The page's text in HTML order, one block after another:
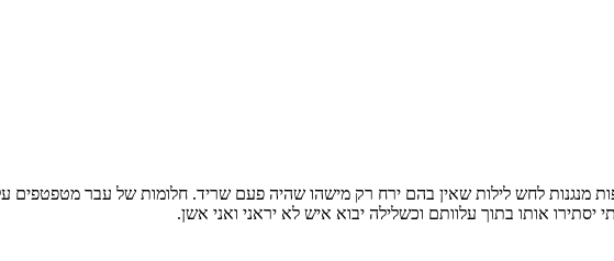
מנגנות לחש לילות שאין בהם ירח רק מישהו שהיה פעם שריד. חלומות של עבר מטפטפים
אותו בתוך עלוותם וכשלילה יבוא איש לא יראני ואני אשן.